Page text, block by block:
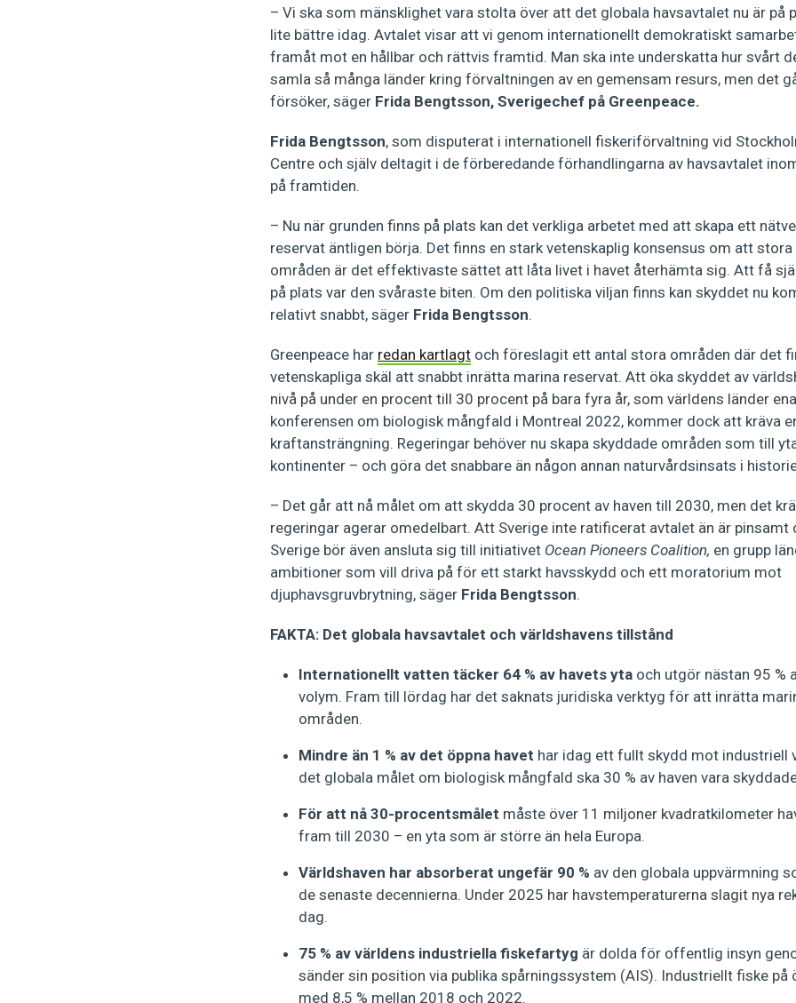
– Vi ska som mänsklighet vara stolta över att det globala havsavtalet nu är på
lite bättre idag. Avtalet visar att vi genom internationellt demokratiskt
framåt mot en hållbar och rättvis framtid. Man ska inte underskatta hur svårt
samla så många länder kring förvaltningen av en gemensam resurs, men det
försöker, säger Frida Bengtsson, Sverigechef på Greenpeace.
Frida Bengtsson, som disputerat i internationell fiskeriförvaltning vid
Centre och själv deltagit i de förberedande förhandlingarna av havsavtalet
på framtiden.
– Nu när grunden finns på plats kan det verkliga arbetet med att skapa ett
reservat äntligen börja. Det finns en stark vetenskaplig konsensus om att
områden är det effektivaste sättet att låta livet i havet återhämta sig. Att få
på plats var den svåraste biten. Om den politiska viljan finns kan skyddet nu
relativt snabbt, säger Frida Bengtsson.
Greenpeace har redan kartlagt och föreslagit ett antal stora områden där det
vetenskapliga skäl att snabbt inrätta marina reservat. Att öka skyddet av
nivå på under en procent till 30 procent på bara fyra år, som världens länder
konferensen om biologisk mångfald i Montreal 2022, kommer dock att kräva
kraftansträngning. Regeringar behöver nu skapa skyddade områden som till
kontinenter – och göra det snabbare än någon annan naturvårdsinsats i
– Det går att nå målet om att skydda 30 procent av haven till 2030, men det
regeringar agerar omedelbart. Att Sverige inte ratificerat avtalet än är pinsamt
Sverige bör även ansluta sig till initiativet Ocean Pioneers Coalition, en grupp
ambitioner som vill driva på för ett starkt havsskydd och ett moratorium mot
djuphavsgruvbrytning, säger Frida Bengtsson.
FAKTA: Det globala havsavtalet och världshavens tillstånd
Internationellt vatten täcker 64 % av havets yta och utgör nästan 95 %
volym. Fram till lördag har det saknats juridiska verktyg för att inrätta
områden.
Mindre än 1 % av det öppna havet har idag ett fullt skydd mot industriell
det globala målet om biologisk mångfald ska 30 % av haven vara
För att nå 30-procentsmålet måste över 11 miljoner kvadratkilometer
fram till 2030 – en yta som är större än hela Europa.
Världshaven har absorberat ungefär 90 % av den globala uppvärmning
de senaste decennierna. Under 2025 har havstemperaturerna slagit nya
dag.
75 % av världens industriella fiskefartyg är dolda för offentlig insyn
sänder sin position via publika spårningssystem (AIS). Industriellt fiske på
med 8,5 % mellan 2018 och 2022.